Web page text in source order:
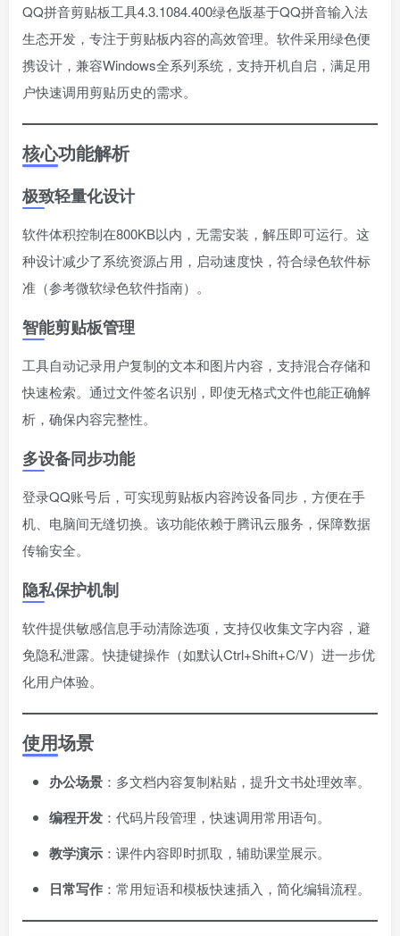
QQ拼音剪贴板工具4.3.1084.400绿色版基于QQ拼音输入法
生态开发，专注于剪贴板内容的高效管理。软件采用绿色便
携设计，兼容Windows全系列系统，支持开机自启，满足用
户快速调用剪贴历史的需求。
核心功能解析
极致轻量化设计
软件体积控制在800KB以内，无需安装，解压即可运行。这
种设计减少了系统资源占用，启动速度快，符合绿色软件标
准（参考微软绿色软件指南）。
智能剪贴板管理
工具自动记录用户复制的文本和图片内容，支持混合存储和
快速检索。通过文件签名识别，即使无格式文件也能正确解
析，确保内容完整性。
多设备同步功能
登录QQ账号后，可实现剪贴板内容跨设备同步，方便在手
机、电脑间无缝切换。该功能依赖于腾讯云服务，保障数据
传输安全。
隐私保护机制
软件提供敏感信息手动清除选项，支持仅收集文字内容，避
免隐私泄露。快捷键操作（如默认Ctrl+Shift+C/V）进一步优
化用户体验。
使用场景
办公场景 ：多文档内容复制粘贴，提升文书处理效率。
编程开发 ：代码片段管理，快速调用常用语句。
教学演示 ：课件内容即时抓取，辅助课堂展示。
日常写作 ：常用短语和模板快速插入，简化编辑流程。